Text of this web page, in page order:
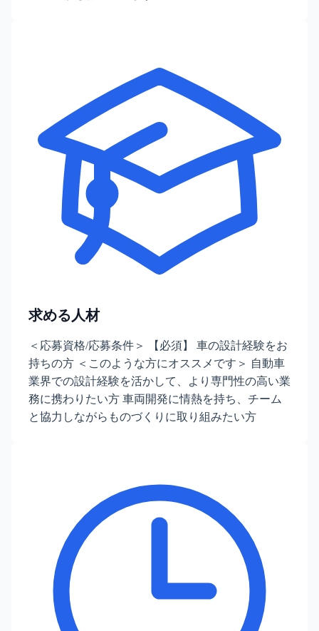
求める人材
＜応募資格/応募条件＞ 【必須】 車の設計経験をお
持ちの方 ＜このような方にオススメです＞ 自動車
業界での設計経験を活かして、より専門性の高い業
務に携わりたい方 車両開発に情熱を持ち、チーム
と協力しながらものづくりに取り組みたい方